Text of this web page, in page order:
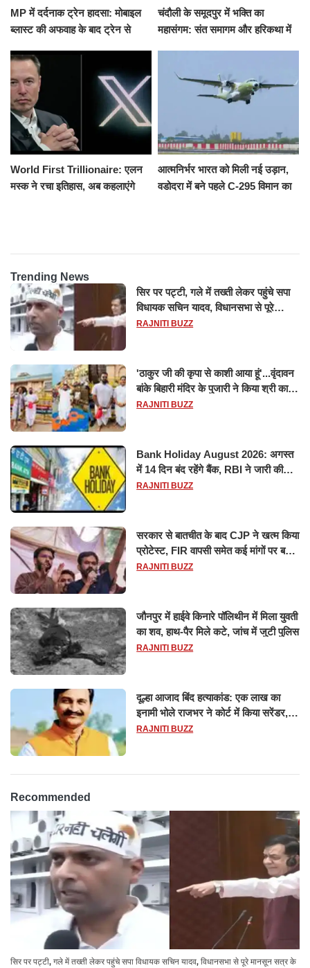
MP में दर्दनाक ट्रेन हादसा: मोबाइल
ब्लास्ट की अफवाह के बाद ट्रेन से
रौंदा, 4 की मौत
चंदौली के समूदपुर में भक्ति का
महासंगम: संत समागम और हरिकथा में
World First Trillionaire: एलन
मस्क ने रचा इतिहास, अब कहलाएंगे
आत्मनिर्भर भारत को मिली नई उड़ान,
वडोदरा में बने पहले C-295 विमान का
Trending News
सिर पर पट्टी, गले में तख्ती लेकर पहुंचे सपा
विधायक सचिन यादव, विधानसभा से पूरे
मानसून सत्र के लिए किया गया निलंबित
RAJNITI BUZZ
'ठाकुर जी की कृपा से काशी आया हूं'...वृंदावन
बांके बिहारी मंदिर के पुजारी ने किया श्री काशी
विश्वनाथ का जलाभिषेक
RAJNITI BUZZ
Bank Holiday August 2026: अगस्त
में 14 दिन बंद रहेंगे बैंक, RBI ने जारी की
छुट्टियों की लिस्ट​​​​​​​
RAJNITI BUZZ
सरकार से बातचीत के बाद CJP ने खत्म किया
प्रोटेस्ट, FIR वापसी समेत कई मांगों पर बनी
सहमति
RAJNITI BUZZ
जौनपुर में हाईवे किनारे पॉलिथीन में मिला युवती
का शव, हाथ-पैर मिले कटे, जांच में जुटी पुलिस
RAJNITI BUZZ
दूल्हा आजाद बिंद हत्याकांड: एक लाख का
इनामी भोले राजभर ने कोर्ट में किया सरेंडर,
14 दिन के लिए भेजा गया जेल
RAJNITI BUZZ
Recommended
सिर पर पट्टी, गले में तख्ती लेकर पहुंचे सपा विधायक सचिन यादव, विधानसभा से पूरे मानसून सत्र के